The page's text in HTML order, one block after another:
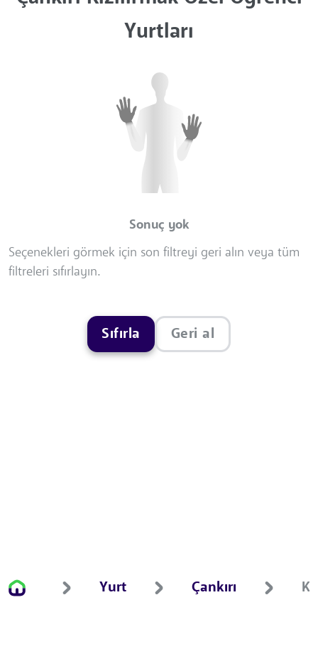
Yurtları
Sonuç yok
Seçenekleri görmek için son filtreyi geri alın veya tüm
filtreleri sıfırlayın.
Sıfırla Geri al
Yurt Çankırı